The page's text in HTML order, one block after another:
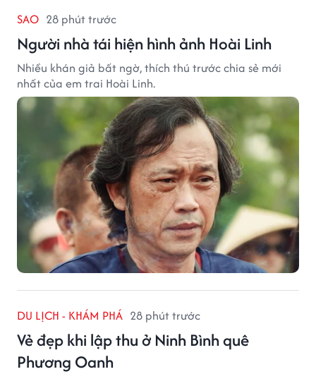
SAO 28 phút trước
Người nhà tái hiện hình ảnh Hoài Linh
Nhiều khán giả bất ngờ, thích thú trước chia sẻ mới
nhất của em trai Hoài Linh.
DU LỊCH - KHÁM PHÁ 28 phút trước
Vẻ đẹp khi lập thu ở Ninh Bình quê
Phương Oanh